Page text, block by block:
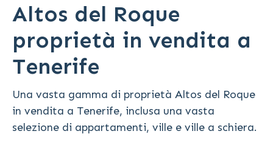
Altos del Roque
proprietà in vendita a
Tenerife
Una vasta gamma di proprietà Altos del Roque
in vendita a Tenerife, inclusa una vasta
selezione di appartamenti, ville e ville a schiera.